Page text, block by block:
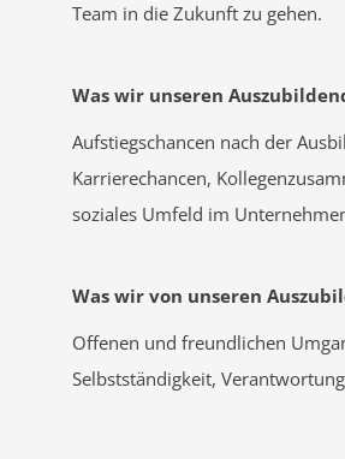
Team in die Zukunft zu gehen.
Was wir unseren
Aufstiegschancen nach der
Karrierechancen,
soziales Umfeld im
Was wir von unseren
Offenen und freundlichen
Selbstständigkeit,